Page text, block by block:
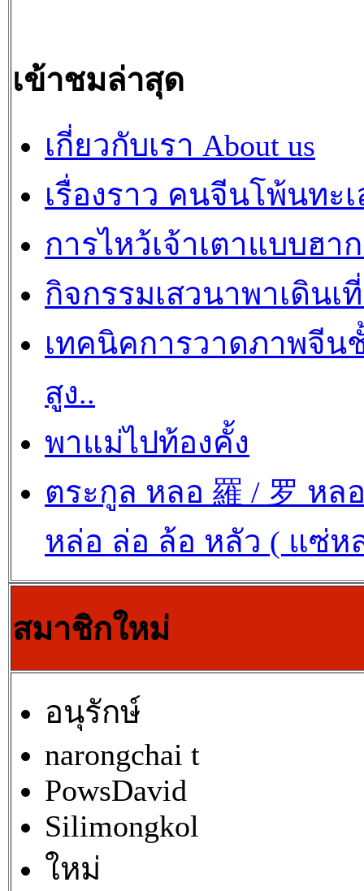
เข้าชมล่าสุด
เกี่ยวกับเรา About us
เรื่องราว คนจีนโพ้นทะ
การไหว้เจ้าเตาแบบฮา
กิจกรรมเสวนาพาเดินเ
เทคนิคการวาดภาพจีน
สูง..
พาแม่ไปท้องคั้ง
ตระกูล หลอ 羅 / 罗 หล
หล่อ ล่อ ล้อ หลัว ( แซ่ห
สมาชิกใหม่
อนุรักษ์
narongchai t
PowsDavid
Silimongkol
ใหม่